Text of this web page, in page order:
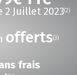
Juillet 2023(2)
offerts(3)
frais